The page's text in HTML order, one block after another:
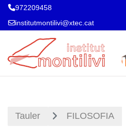
Ves al contingut principal
972209458
institutmontilivi@xtec.cat
Tauler FILOSOFIA